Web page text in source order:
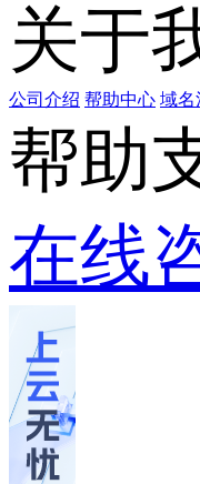
关于
公司介绍 帮助中心 域名
帮助
在线